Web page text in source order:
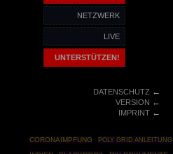
NETZWERK
LIVE
UNTERSTÜTZEN!
DATENSCHUTZ←
VERSION ←
IMPRINT←
CORONAIMPFUNG
POLY GRID ANLEITUNG